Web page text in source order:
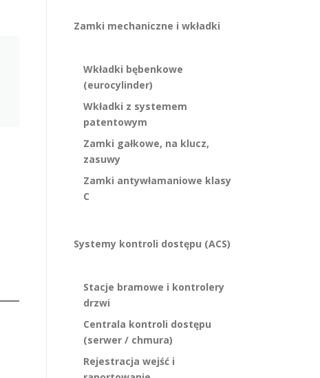
Zamki mechaniczne i wkładki
Wkładki bębenkowe
(eurocylinder)
Wkładki z systemem
patentowym
Zamki gałkowe, na klucz,
zasuwy
Zamki antywłamaniowe klasy
C
Systemy kontroli dostępu (ACS)
Stacje bramowe i kontrolery
drzwi
Centrala kontroli dostępu
(serwer / chmura)
Rejestracja wejść i